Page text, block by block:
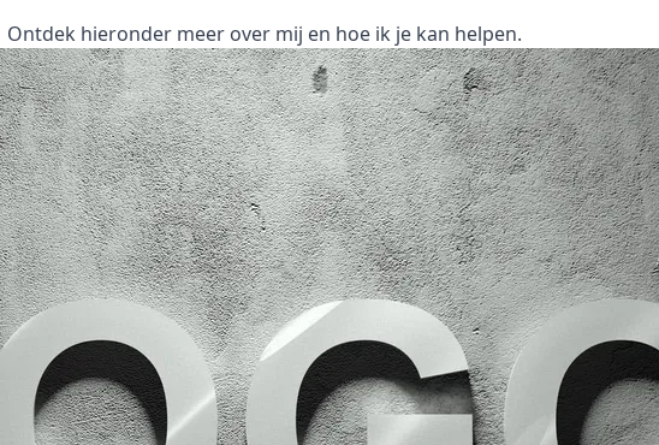
Ontdek hieronder meer over mij en hoe ik je kan helpen.